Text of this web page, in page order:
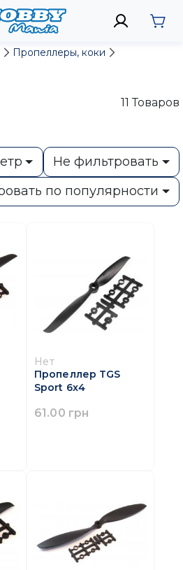
Пропеллеры, коки
11 Товаров
Не фильтровать
по популярности
Нет
Пропеллер TGS
Sport 6x4
61.00 грн